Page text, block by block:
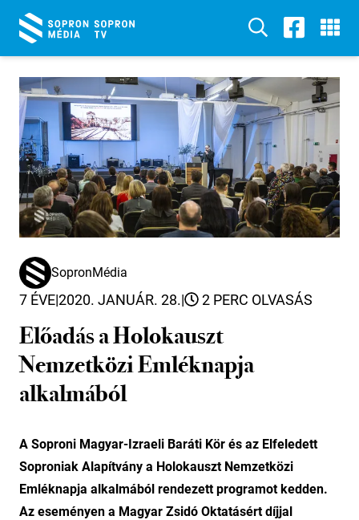
SopronMédia
7 ÉVE|2020. JANUÁR. 28.| 2 PERC OLVASÁS
Előadás a Holokauszt
Nemzetközi Emléknapja
alkalmából
A Soproni Magyar-Izraeli Baráti Kör és az Elfeledett
Soproniak Alapítvány a Holokauszt Nemzetközi
Emléknapja alkalmából rendezett programot kedden.
Az eseményen a Magyar Zsidó Oktatásért díjjal